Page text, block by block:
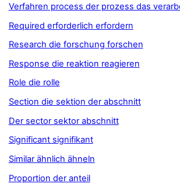
Verfahren process der prozess das
Required erforderlich erfordern
Research die forschung forschen
Response die reaktion reagieren
Role die rolle
Section die sektion der abschnitt
Der sector sektor abschnitt
Significant signifikant
Similar ähnlich ähneln
Proportion der anteil